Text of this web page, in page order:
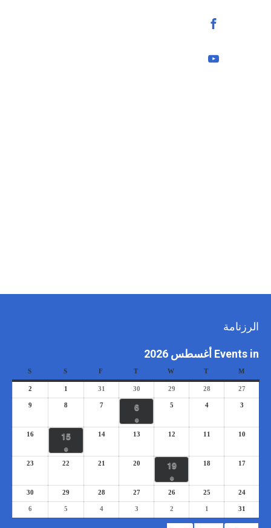
الرزنامة
Events in أغسطس 2026
M
T
W
T
F
S
S
27
28
29
30
31
1
2
3
4
5
6
●
7
8
9
10
11
12
13
14
15
●
16
17
18
19
●
20
21
22
23
24
25
26
27
28
29
30
31
1
2
3
4
5
6